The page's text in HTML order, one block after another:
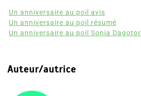
Un anniversaire au poil avis
Un anniversaire au poil résumé
Un anniversaire au poil Sonia Dagotor
Auteur/autrice